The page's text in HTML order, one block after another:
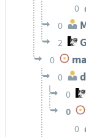
0
0
2
0
0
0
0
0